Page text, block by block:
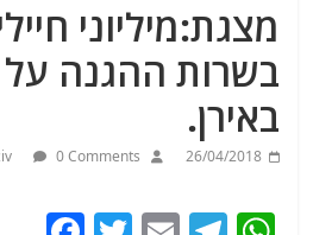
מצגת:מיליוני
בשרות ההגנה
באירן.
26/04/2018
0 Comments